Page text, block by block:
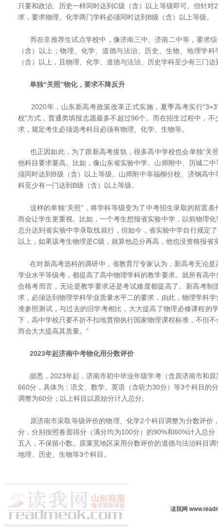
只要和政治、历史一样同时达到C级（含）以上等级即可。但针
求，要求物理、化学两门学科必须同时达到B级（含）以上等级。
而在非推荐生试点学校中，像济南三中、济南二中等，要求综
（含）以上；物理、化学、道德与法治、历史、生物、地理学
（含）以上，且物理、化学、道德与法治、历史学科至少有三门
单独“关照”物化，要求不降反升
2020年，山东新高考政策改革正式实施，夏季高考实行
校”方式，普通类填报志愿最多不超过96个。而在招生过程中，
求，规定考生必须选考科目必须有物理、化学、生物等。
也正因如此，为了跟新高考接轨，很多高中学校也会单独“关
他科目要求要高。比如，像山东省实验中学、山师附中、历城二
须同时达到B级（含）以上等级。山师附中幸福柳分校、济钢高
科至少有一门达到B级（含）以上等级。
这样的单独“关照”，将学科等级变为了中考招生录取的前置条
而会让学生更重视。比如，一个考生想报省实验中学，以前物理
总分达到省实验中学录取线就行，但如今，省实验中学自行规定
以上，如果该考生物理是C级，就算他总分再高，他也没资格报省
在对新高考选科的调研中，省教育厅专家认为，新高考无论是
学业水平等级考，都提高了高中物理学科的教学要求。就所有高
合格考而言，无论是教学要求还是考试难度都提高了。新高考制
求，必须达到物理学科学业质量水平二的要求，由此，物理学科
准参照测试，与过去的旧学考相比，大大提高了物理必修课程的
下，高中学校只要不折不扣地贯彻执行国家物理课程标准，不但
而会大大提高其质量。”
2023年起济南中考物化用分数评价
据悉，2023年起，济南市初中毕业年级学考（含原济南市和原
660分，具体为：语文、数学、英语（含听力30分）等3个科目的
调整为60分；以上科目以原始分计入总分。
原济南市采取等级评价的物理、化学2个科目调整为分数评价
分，分别按照卷面得分（满分均为100分）的90%和60%计入总
五入，不保留小数。原莱芜地区采用分数评价的道德与法治科目
地理、历史、生物等3个科目。
读我网